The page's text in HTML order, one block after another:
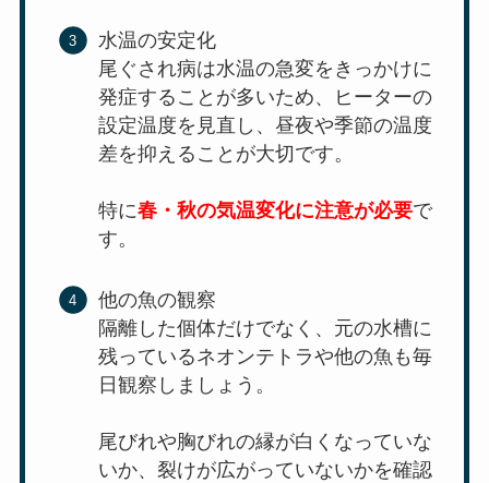
水温の安定化
尾ぐされ病は水温の急変をきっかけに
発症することが多いため、ヒーターの
設定温度を見直し、昼夜や季節の温度
差を抑えることが大切です。
特に春・秋の気温変化に注意が必要で
す。
他の魚の観察
隔離した個体だけでなく、元の水槽に
残っているネオンテトラや他の魚も毎
日観察しましょう。
尾びれや胸びれの縁が白くなっていな
いか、裂けが広がっていないかを確認